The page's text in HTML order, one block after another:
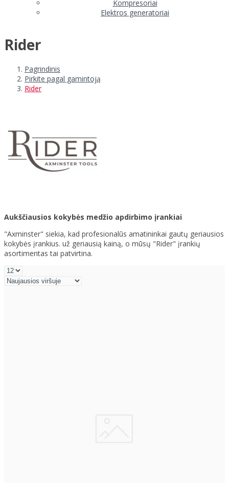
Kompresoriai
Elektros generatoriai
Rider
Pagrindinis
Pirkite pagal gamintoją
Rider
Aukščiausios kokybės medžio apdirbimo įrankiai
"Axminster" siekia, kad profesionalūs amatininkai gautų geriausios
kokybės įrankius. už geriausią kainą, o mūsų "Rider" įrankių
asortimentas tai patvirtina.